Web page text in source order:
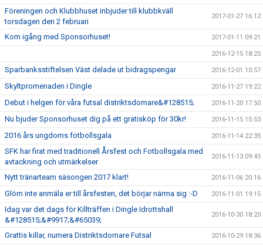
Föreningen och Klubbhuset inbjuder till klubbkväll
torsdagen den 2 februari
2017-01-27 16:12
Kom igång med Sponsorhuset! 2017-01-11 09:21
2016-12-15 18:25
Sparbanksstiftelsen Väst delade ut bidragspengar 2016-12-01 10:57
Skyltpromenaden i Dingle 2016-11-27 19:22
Debut i helgen för våra futsal distriktsdomare&#128515; 2016-11-20 17:50
Nu bjuder Sponsorhuset dig på ett gratisköp för 30kr! 2016-11-15 15:53
2016 års ungdoms fotbollsgala 2016-11-14 22:35
SFK har firat med traditionell Årsfest och Fotbollsgala med
avtackning och utmärkelser
2016-11-13 09:45
Nytt tränarteam säsongen 2017 klart! 2016-11-06 20:16
Glöm inte anmäla er till årsfesten, det börjar närma sig :-D 2016-11-01 19:15
Idag var det dags för Killträffen i Dingle Idrottshall
&#128515;&#9917;&#65039;
2016-10-30 18:20
Grattis killar, numera Distriktsdomare Futsal 2016-10-29 18:36